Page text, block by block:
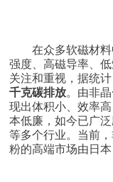
在众多软磁材
强度、高磁导率、
关注和重视，据统
千克碳排放。由非
现出体积小、效率
本低廉，如今已广
等多个行业。当前
粉的高端市场由日